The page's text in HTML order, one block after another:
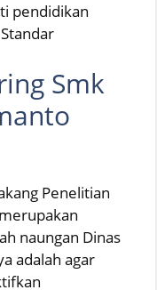
pendidikan
Smk
Penelitian
naungan Dinas
adalah agar